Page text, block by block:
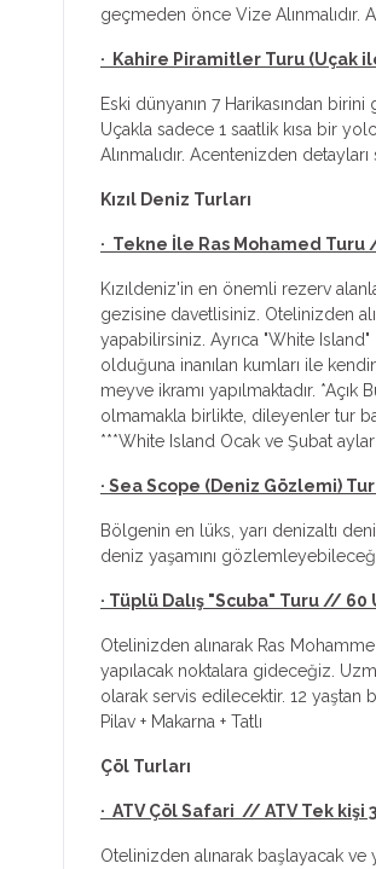
geçmeden önce Vize Alınmalıdır.
· Kahire Piramitler Turu (Uçak
Eski dünyanın 7 Harikasından
Uçakla sadece 1 saatlik kısa bir
Alınmalıdır. Acentenizden detayları
Kızıl Deniz Turları
· Tekne İle Ras Mohamed Turu
Kızıldeniz'in en önemli rezerv
gezisine davetlisiniz. Otelinizden
yapabilirsiniz. Ayrıca "White
olduğuna inanılan kumları ile
meyve ikramı yapılmaktadır.
olmamakla birlikte, dileyenler tur
***White Island Ocak ve Şubat
· Sea Scope (Deniz Gözlemi)
Bölgenin en lüks, yarı denizaltı
deniz yaşamını
· Tüplü Dalış "Scuba" Turu // 60
Otelinizden alınarak Ras
yapılacak noktalara gideceğiz.
olarak servis edilecektir. 12 yaştan
Pilav + Makarna + Tatlı
Çöl Turları
· ATV Çöl Safari // ATV Tek kişi
Otelinizden alınarak başlayacak